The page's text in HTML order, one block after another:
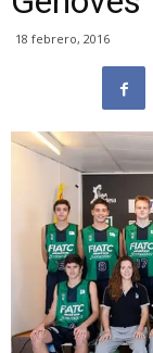
18 febrero, 2016